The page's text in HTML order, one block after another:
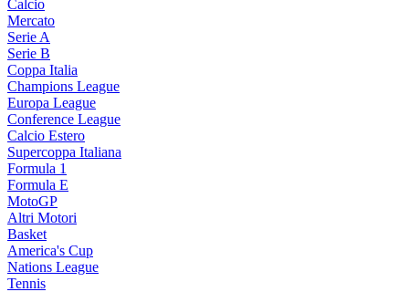
Calcio
Mercato
Serie A
Serie B
Coppa Italia
Champions League
Europa League
Conference League
Calcio Estero
Supercoppa Italiana
Formula 1
Formula E
MotoGP
Altri Motori
Basket
America's Cup
Nations League
Tennis